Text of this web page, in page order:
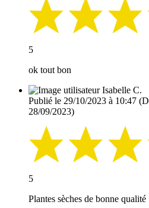
5
ok tout bon
Isabelle C.
Publié le 29/10/2023 à 10:47
28/09/2023)
5
Plantes sèches de bonne qualité